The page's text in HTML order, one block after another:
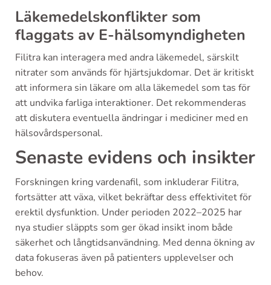
Läkemedelskonflikter som
flaggats av E-hälsomyndigheten
Filitra kan interagera med andra läkemedel, särskilt
nitrater som används för hjärtsjukdomar. Det är kritiskt
att informera sin läkare om alla läkemedel som tas för
att undvika farliga interaktioner. Det rekommenderas
att diskutera eventuella ändringar i mediciner med en
hälsovårdspersonal.
Senaste evidens och insikter
Forskningen kring vardenafil, som inkluderar Filitra,
fortsätter att växa, vilket bekräftar dess effektivitet för
erektil dysfunktion. Under perioden 2022–2025 har
nya studier släppts som ger ökad insikt inom både
säkerhet och långtidsanvändning. Med denna ökning av
data fokuseras även på patienters upplevelser och
behov.